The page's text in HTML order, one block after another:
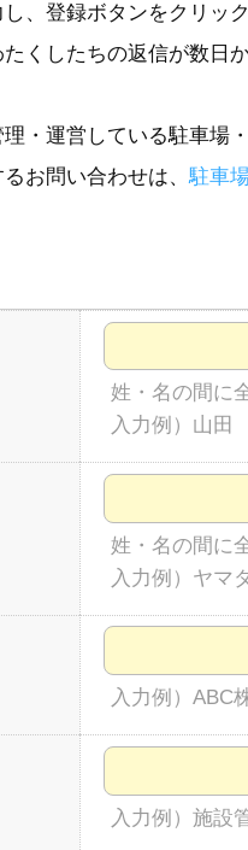
、登録ボタンをクリッ
くしたちの返信が数日
・運営している駐車場
お問い合わせは、駐車
姓・名の間に
入力例）山
姓・名の間に
入力例）ヤ
入力例）ABC
入力例）施設